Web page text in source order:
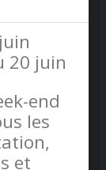
20 juin
end
les
et